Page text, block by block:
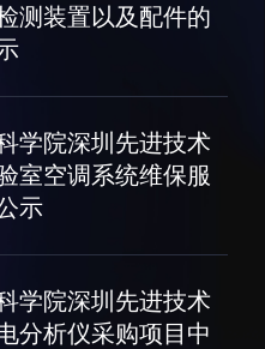
综合新闻
合作交流
学术活动
媒体报道
档案频道
刊物与文化
科学普及
先进视界
测装置以及配件的
学院深圳先进技术
室空调系统维保服
示
学院深圳先进技术
分析仪采购项目中